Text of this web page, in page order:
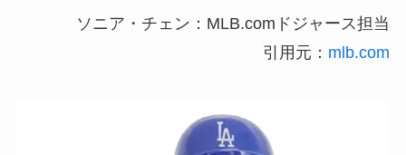
ソニア・チェン：MLB.comドジャース担当
引用元： mlb.com